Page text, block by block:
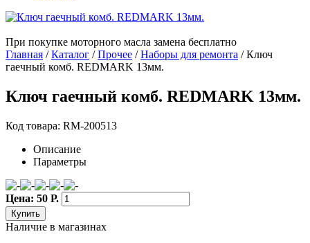
При покупке моторного масла замена бесплатно
Главная /Каталог /Прочее /Наборы для ремонта /Ключ
гаечный комб. REDMARK 13мм.
Ключ гаечный комб. REDMARK 13мм.
Код товара: RM-200513
Описание
Параметры
Цена: 50 Р.
Купить
Наличие в магазинах